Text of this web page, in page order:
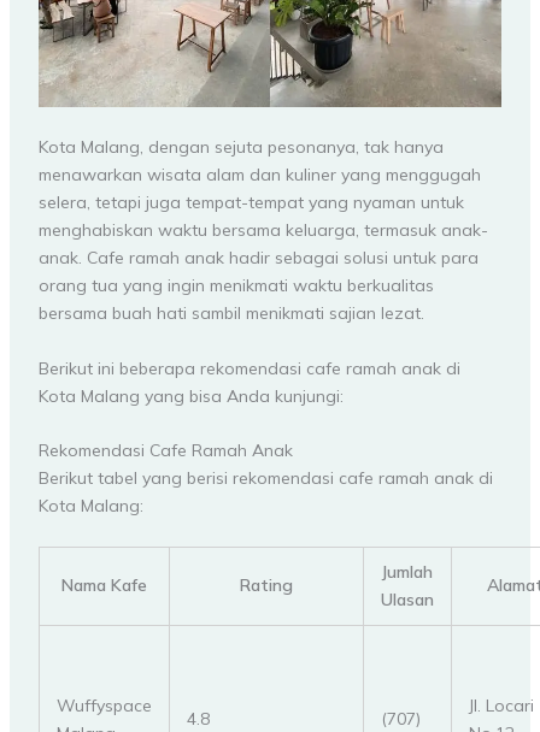
Kota Malang, dengan sejuta pesonanya, tak hanya
menawarkan wisata alam dan kuliner yang menggugah
selera, tetapi juga tempat-tempat yang nyaman untuk
menghabiskan waktu bersama keluarga, termasuk anak-
anak. Cafe ramah anak hadir sebagai solusi untuk para
orang tua yang ingin menikmati waktu berkualitas
bersama buah hati sambil menikmati sajian lezat.
Berikut ini beberapa rekomendasi cafe ramah anak di
Kota Malang yang bisa Anda kunjungi:
Rekomendasi Cafe Ramah Anak
Berikut tabel yang berisi rekomendasi cafe ramah anak di
Kota Malang:
Nama Kafe Rating
Jumlah
Ulasan
Wuffyspace
4.8 (707)
Jl. Locari